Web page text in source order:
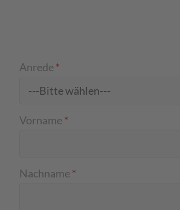
Anrede*
Vorname*
Nachname*